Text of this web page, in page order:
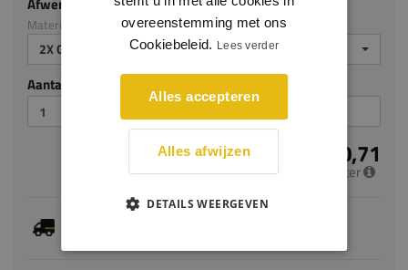
Afwerking
Materiaal: MDF v313
2X GEGROND
Aantal stuks
€ 10,71
per meter
overeenstemming met ons
Cookiebeleid. Lees verder
Alles accepteren
Alles afwijzen
DETAILS WEERGEVEN